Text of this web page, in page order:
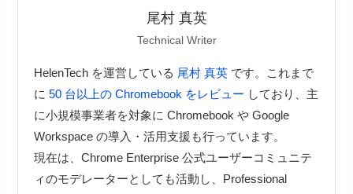
尾村 真英
Technical Writer
HelenTech を運営している 尾村 真英です。これまで
に 50 台以上の Chromebook をレビュー しており、主
に小規模事業者を対象に Chromebook や Google
Workspace の導入・活用支援も行っています。
現在は、Chrome Enterprise 公式ユーザーコミュニテ
ィのモデレーターとしても活動し、Professional